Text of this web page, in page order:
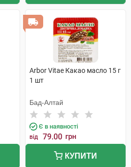
Arbor Vitae Какао масло 15 г
1 шт
Бад-Алтай
Є в наявності
від 79.00 грн
КУПИТИ